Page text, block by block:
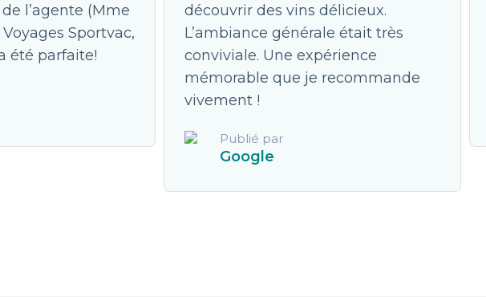
l’agente (Mme
Sportvac,
été parfaite!
découvrir des vins délicieux.
L’ambiance générale était très
conviviale. Une expérience
mémorable que je recommande
vivement !
Publié par
Google